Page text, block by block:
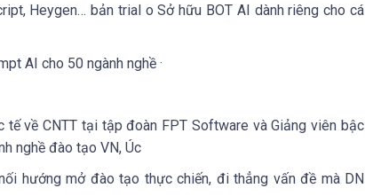
Heygen… bản trial o Sở hữu BOT AI dành riêng cho cá
AI cho 50 ngành nghề ·
về CNTT tại tập đoàn FPT Software và Giảng viên bậc
nghề đào tạo VN, Úc
hướng mở đào tạo thực chiến, đi thẳng vấn đề mà DN